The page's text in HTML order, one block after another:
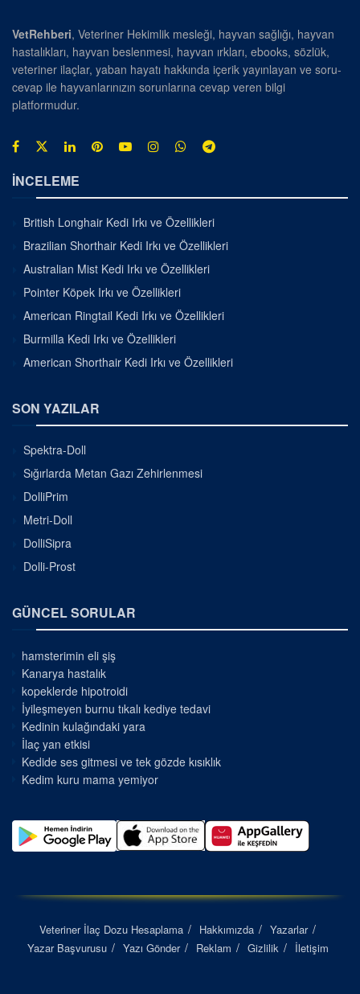
VetRehberi, Veteriner Hekimlik mesleği, hayvan sağlığı, hayvan
hastalıkları, hayvan beslenmesi, hayvan ırkları, ebooks, sözlük,
veteriner ilaçlar, yaban hayatı hakkında içerik yayınlayan ve soru-
cevap ile hayvanlarınızın sorunlarına cevap veren bilgi
platformudur.
İNCELEME
British Longhair Kedi Irkı ve Özellikleri
Brazilian Shorthair Kedi Irkı ve Özellikleri
Australian Mist Kedi Irkı ve Özellikleri
Pointer Köpek Irkı ve Özellikleri
American Ringtail Kedi Irkı ve Özellikleri
Burmilla Kedi Irkı ve Özellikleri
American Shorthair Kedi Irkı ve Özellikleri
SON YAZILAR
Spektra-Doll
Sığırlarda Metan Gazı Zehirlenmesi
DolliPrim
Metri-Doll
DolliSipra
Dolli-Prost
GÜNCEL SORULAR
hamsterimin eli şiş
Kanarya hastalık
kopeklerde hipotroidi
İyileşmeyen burnu tıkalı kediye tedavi
Kedinin kulağındaki yara
İlaç yan etkisi
Kedide ses gitmesi ve tek gözde kısıklık
Kedim kuru mama yemiyor
Veteriner İlaç Dozu Hesaplama Hakkımızda
Yazarlar
Yazar Başvurusu
Yazı Gönder Reklam Gizlilik İletişim